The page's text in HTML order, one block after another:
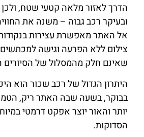
הדרך לאזור מלאה קטעי שטח,
ובעיקר רכב גבוה – משנה את
אל האתר מאפשרת עצירות
צילום ללא הפרעה וגישה
שאינם חלק מהמסלול של הסיורים
היתרון הגדול של רכב שכור הוא
בבוקר, בשעה שבה האתר ריק,
יותר והאור יוצר אפקט דרמטי
הסדוקות.